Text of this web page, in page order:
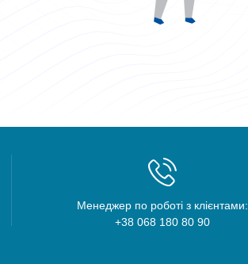
Менеджер по роботі з клієнтами:
+38 068 180 80 90